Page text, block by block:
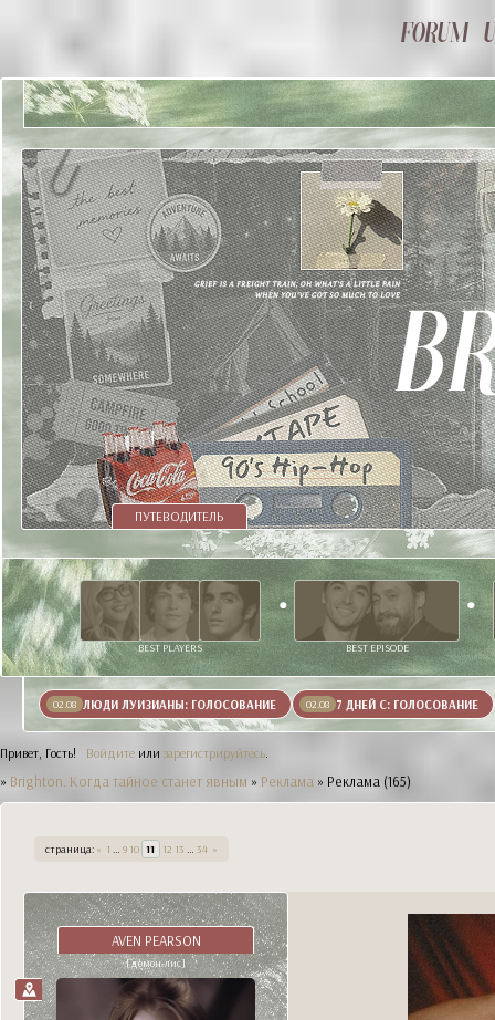
ПУТЕВОДИТЕЛЬ
BEST PLAYERS BEST EPISODE
02.08 ЛЮДИ ЛУИЗИАНЫ: ГОЛОСОВАНИЕ 02.08 7 ДНЕЙ С: ГОЛОСОВАНИЕ
Привет, Гость! Войдите или зарегистрируйтесь.
» Brighton. Когда тайное станет явным » Реклама » Реклама (165)
страница: « 1 … 9 10 11 12 13 … 34 »
AVEN PEARSON
[демон-лис]